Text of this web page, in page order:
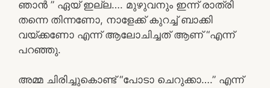
ഞാൻ ” ഏയ് ഇല്ല…. മുഴുവനും ഇന്ന് രാത്രി
തന്നെ തിന്നണോ, നാളേക്ക് കുറച്ച് ബാക്കി
വയ്ക്കണോ എന്ന് ആലോചിച്ചത് ആണ് “എന്ന്
പറഞ്ഞു.
അമ്മ ചിരിച്ചുകൊണ്ട് “പോടാ ചെറുക്കാ….” എന്ന്